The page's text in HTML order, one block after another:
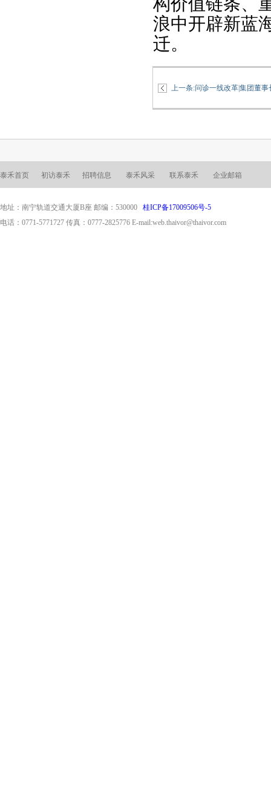
浪中开辟新蓝
迁。
上一条:问诊一线改革|集团董
泰禾首页 初访泰禾 招聘信息 泰禾风采 联系泰禾 企业邮箱
地址：南宁轨道交通大厦B座 邮编：530000 桂ICP备17009506号-5
电话：0771-5771727 传真：0777-2825776 E-mail:web.thaivor@thaivor.com